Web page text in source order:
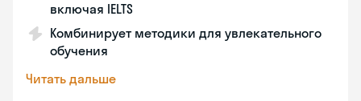
включая IELTS
Комбинирует методики для увлекательного
обучения
Читать дальше